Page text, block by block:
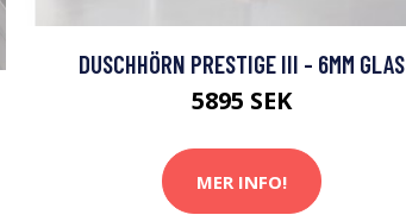
DUSCHHÖRN PRESTIGE III - 6MM GLAS
5895 SEK
MER INFO!